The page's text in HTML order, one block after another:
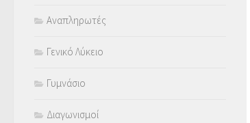
Αναπληρωτές
Γενικό Λύκειο
Γυμνάσιο
Διαγωνισμοί